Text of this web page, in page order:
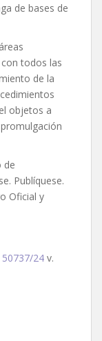
de bases de
todos las
de la
objetos a
de
Publíquese.
Oficial y
50737/24 v.